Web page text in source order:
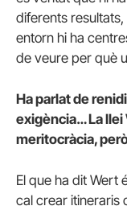
diferents
entorn hi ha
de veure per què
Ha parlat de
exigència… La llei
meritocràcia,
El que ha dit Wert
cal crear itineraris